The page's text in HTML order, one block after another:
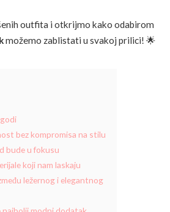
outfita i otkrijmo kako odabirom
možemo zablistati u svakoj prilici! 🌟
bez kompromisa na stilu
bude u fokusu
koji nam laskaju
ležernog i elegantnog